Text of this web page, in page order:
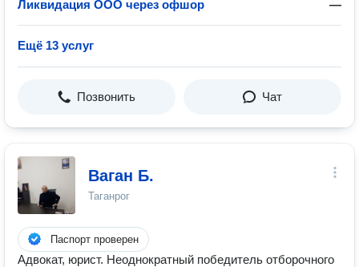
Ликвидация ООО через офшор —
Ещё 13 услуг
Позвонить Чат
Ваган Б.
Таганрог
Паспорт проверен
Адвокат, юрист. Неоднократный победитель отборочного